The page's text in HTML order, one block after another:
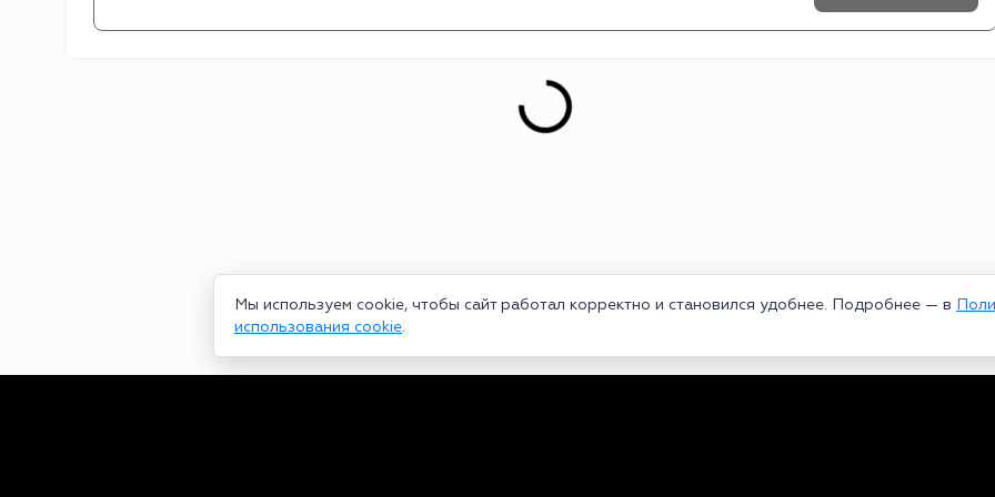
Мы используем cookie, чтобы сайт работал корректно и становился удобнее. Подробнее — в
использования cookie.